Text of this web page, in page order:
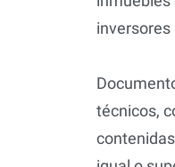
inversores
técnicos,